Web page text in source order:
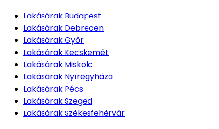
Lakásárak Budapest
Lakásárak Debrecen
LakásárakGyőr
Lakásárak Kecskemét
Lakásárak Miskolc
Lakásárak Nyíregyháza
Lakásárak Pécs
LakásárakSzeged
LakásárakSzékesfehérvár